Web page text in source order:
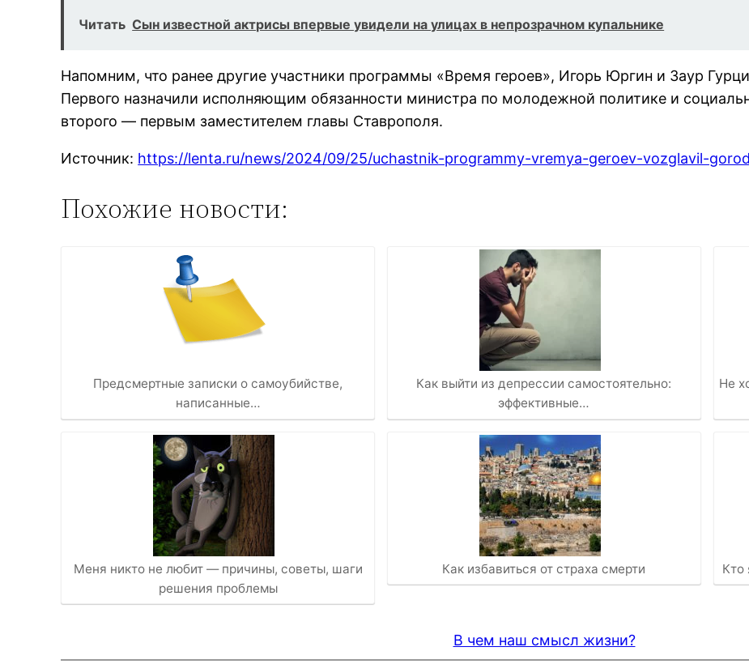
Читать Сын известной актрисы впервые увидели на улицах в непрозрачном купальнике
Напомним, что ранее другие участники программы «Время героев», Игорь Юргин и Заур
Первого назначили исполняющим обязанности министра по молодежной политике и
второго — первым заместителем главы Ставрополя.
Источник: https://lenta.ru/news/2024/09/25/uchastnik-programmy-vremya-geroev-vozglavil-
Похожие новости:
Предсмертные записки о самоубийстве,
написанные…
Меня никто не любит — причины, советы, шаги
решения проблемы
Как выйти из депрессии самостоятельно:
эффективные…
Как избавиться от страха смерти
Не
Кто
В чем наш смысл жизни?